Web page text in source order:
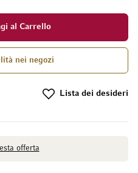
offerta
al Carrello
nei negozi
Lista dei desideri